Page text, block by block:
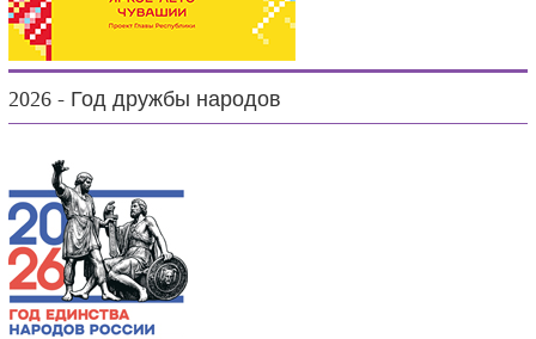
2026 - Год дружбы народов